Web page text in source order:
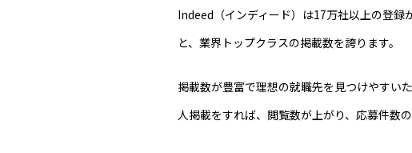
Indeed（インディード）は17万社以上の登
と、業界トップクラスの掲載数を誇ります。
掲載数が豊富で理想の就職先を見つけやすい
人掲載をすれば、閲覧数が上がり、応募件数